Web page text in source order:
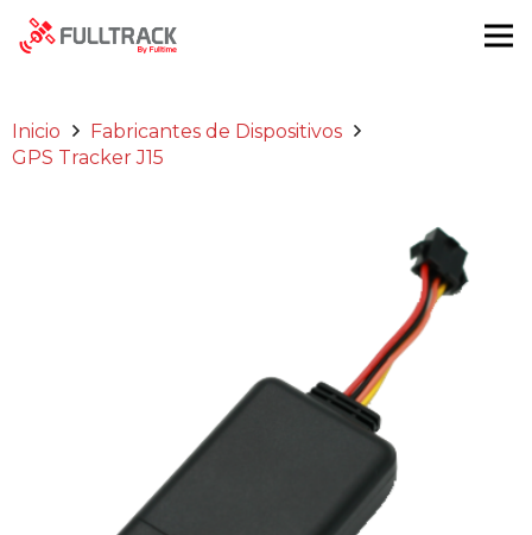
Inicio
Fabricantes de Dispositivos
GPS Tracker J15